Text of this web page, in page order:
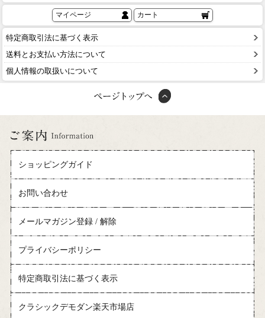
マイページ カート
特定商取引法に基づく表示
送料とお支払い方法について
個人情報の取扱いについて
ショッピングガイド
お問い合わせ
メールマガジン登録 / 解除
プライバシーポリシー
特定商取引法に基づく表示
クラシックデモダン楽天市場店